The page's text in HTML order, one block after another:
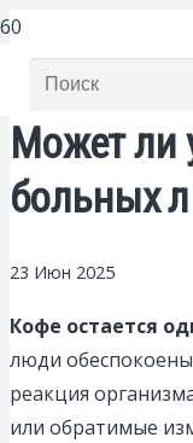
Может ли
больных
23 Июн 2025
Кофе остается
люди
реакция
или обратимые